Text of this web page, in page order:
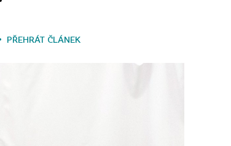
PŘEHRÁT ČLÁNEK